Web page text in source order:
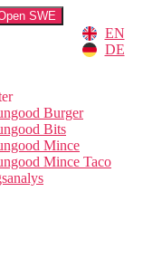
SWE
EN
DE
Burger
Bits
Mince
Mince Taco